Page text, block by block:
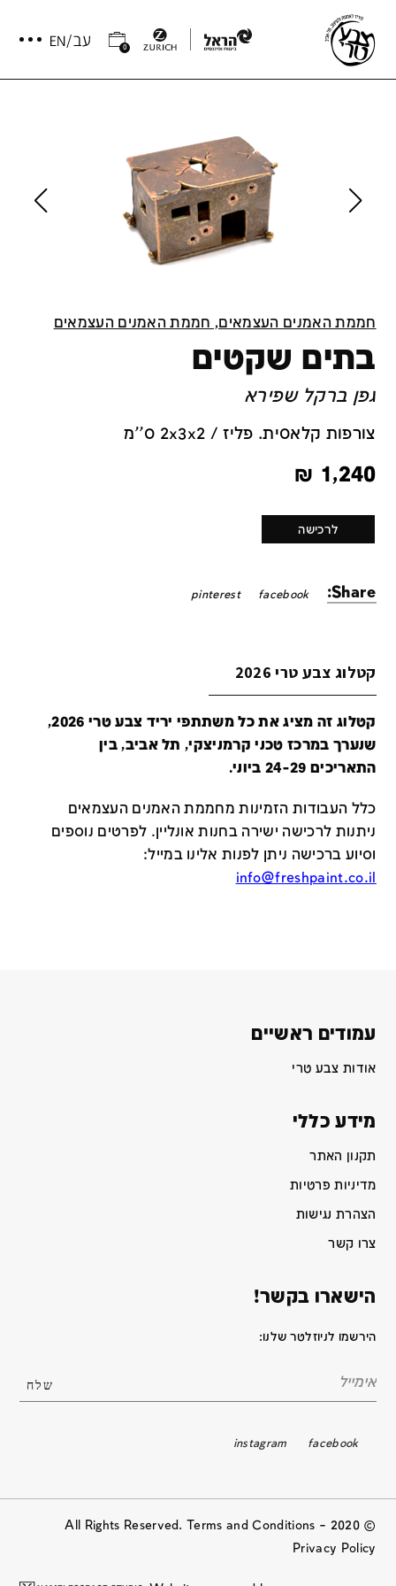
0
חממת האמנים העצמאים, חממת האמנים העצמאים
בתים שקטים
גפן ברקל שפירא
צורפות קלאסית. פליז / 2x3x2 ס''מ
1,240
₪
לרכישה
Share:
facebook
pinterest
קטלוג צבע טרי 2026
קטלוג זה מציג את כל משתתפי יריד צבע טרי 2026,
שנערך במרכז טכני קרמניצקי, תל אביב, בין
התאריכים 24-29 ביוני.
כלל העבודות הזמינות מחממת האמנים העצמאים
ניתנות לרכישה ישירה בחנות אונליין. לפרטים נוספים
וסיוע ברכישה ניתן לפנות אלינו במייל:
info@freshpaint.co.il
עמודים ראשיים
אודות צבע טרי
מידע כללי
תקנון האתר
מדיניות פרטיות
הצהרת נגישות
צרו קשר
הישארו בקשר!
הירשמו לניוזלטר שלנו:
facebook
instagram
© 2020 All Rights Reserved. Terms and Conditions –
Privacy Policy